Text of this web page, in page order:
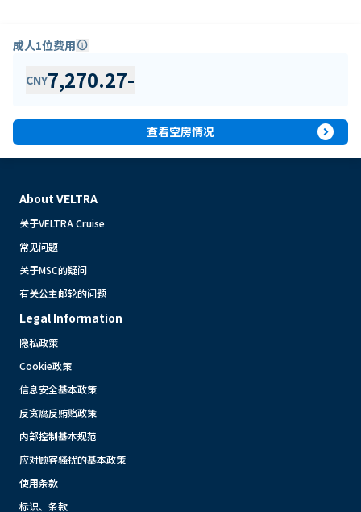
成人1位费用info
CNY7,270.27-
查看空房情况 expand_circle_right
About VELTRA
关于VELTRA Cruise
常见问题
关于MSC的疑问
有关公主邮轮的问题
Legal Information
隐私政策
Cookie政策
信息安全基本政策
反贪腐反贿赂政策
内部控制基本规范
应对顾客骚扰的基本政策
使用条款
标识、条款